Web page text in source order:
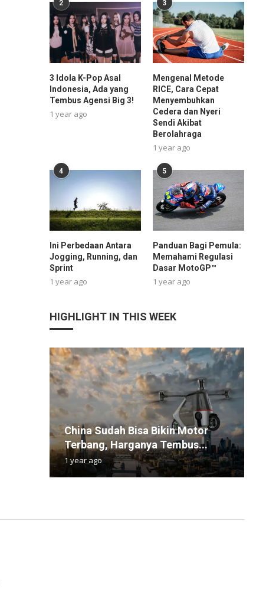
2
3 Idola K-Pop Asal
Indonesia, Ada yang
Tembus Agensi Big 3!
1 year ago
3
Mengenal Metode
RICE, Cara Cepat
Menyembuhkan
Cedera dan Nyeri
Sendi Akibat
Berolahraga
1 year ago
4
Ini Perbedaan Antara
Jogging, Running, dan
Sprint
1 year ago
5
Panduan Bagi Pemula:
Memahami Regulasi
Dasar MotoGP™
1 year ago
HIGHLIGHT IN THIS WEEK
China Sudah Bisa Bikin Motor
Terbang, Harganya Tembus...
1 year ago